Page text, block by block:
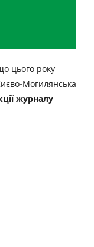
цього року
Могилянська
журналу